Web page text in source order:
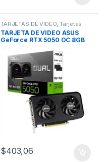
TARJETAS DE VIDEO ,Tarjetas
Gamma Media
TARJETA DE VIDEO ASUS
GeForce RTX 5050 OC 8GB
$403,06